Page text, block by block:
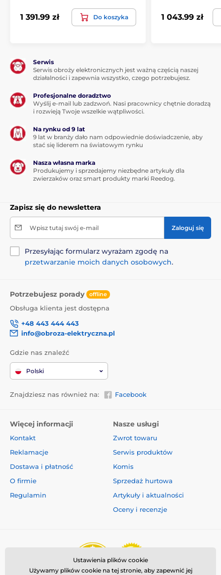
1 391.99 zł Do koszyka 1 043.99 zł
Serwis
Serwis obroży elektronicznych jest ważną częścią naszej
działalności i zapewnia wszystko, czego potrzebujesz.
Profesjonalne doradztwo
Wyślij e-mail lub zadzwoń. Nasi pracownicy chętnie doradzą
i rozwieją Twoje wszelkie wątpliwości.
Na rynku od 9 lat
9 lat w branży dało nam odpowiednie doświadczenie, aby
stać się liderem na światowym rynku
Nasza własna marka
Produkujemy i sprzedajemy niezbędne artykuły dla
zwierzaków oraz smart produkty marki Reedog.
Zapisz się do newslettera
Wpisz tutaj swój e-mail Zaloguj się
Przesyłając formularz wyrażam zgodę na
przetwarzanie moich danych osobowych.
Potrzebujesz porady offline
Obsługa klienta jest dostępna
+48 443 444 443
info@obroza-elektryczna.pl
Gdzie nas znaleźć
Polski
Znajdziesz nas również na: Facebook
Więcej informacji
Kontakt
Reklamacje
Dostawa i płatność
O firmie
Regulamin
Nasze usługi
Zwrot towaru
Serwis produktów
Komis
Sprzedaż hurtowa
Artykuły i aktualności
Oceny i recenzje
Ustawienia plików cookie
Używamy plików cookie na tej stronie, aby zapewnić jej